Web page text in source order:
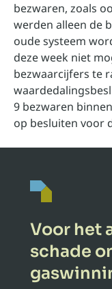
bezwaren, zoals
werden alleen de
oude systeem
deze week niet
bezwaarcijfers te
9 bezwaren
op besluiten voor
Voor het
schade